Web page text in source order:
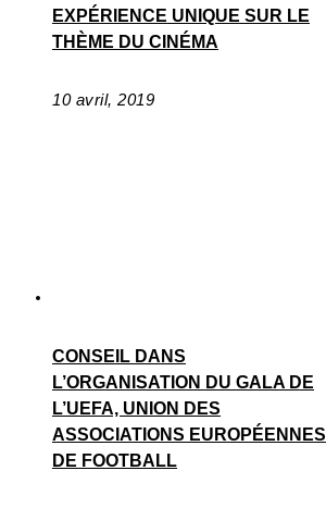
EXPÉRIENCE UNIQUE SUR LE
THÈME DU CINÉMA
10 avril, 2019
CONSEIL DANS
L’ORGANISATION DU GALA DE
L’UEFA, UNION DES
ASSOCIATIONS EUROPÉENNES
DE FOOTBALL